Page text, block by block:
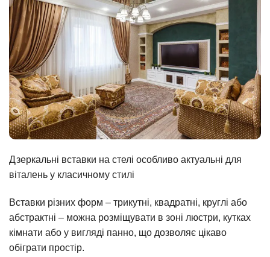
Дзеркальні вставки на стелі особливо актуальні для
віталень у класичному стилі
Вставки різних форм – трикутні, квадратні, круглі або
абстрактні – можна розміщувати в зоні люстри, кутках
кімнати або у вигляді панно, що дозволяє цікаво
обіграти простір.